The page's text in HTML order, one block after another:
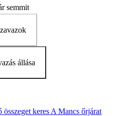
semmit
állása
összeget keres A Mancs őrjárat